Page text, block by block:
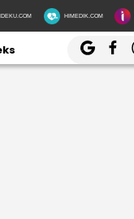
HIMEDIK.COM